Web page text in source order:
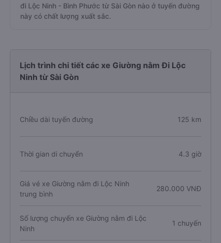
đi Lộc Ninh - Bình Phước từ Sài Gòn nào ở tuyến đường
này có chất lượng xuất sắc.
Lịch trình chi tiết các xe Giường nằm Đi Lộc
Ninh từ Sài Gòn
Chiều dài tuyến đường 125 km
Thời gian di chuyển 4.3 giờ
Giá vé xe Giường nằm đi Lộc Ninh
trung bình
280.000 VNĐ
Số lượng chuyến xe Giường nằm đi Lộc
Ninh
1 chuyến